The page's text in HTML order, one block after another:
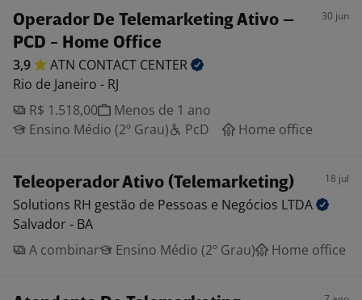
Operador De Telemarketing Ativo –
PCD - Home Office
30 jun
3,9 ATN CONTACT CENTER
Rio de Janeiro - RJ
R$ 1.518,00
Menos de 1 ano
Ensino Médio (2º Grau)
PcD Home office
Teleoperador Ativo (Telemarketing) 18 jul
Solutions RH gestão de Pessoas e Negócios LTDA
Salvador - BA
A combinar
Ensino Médio (2º Grau) Home office